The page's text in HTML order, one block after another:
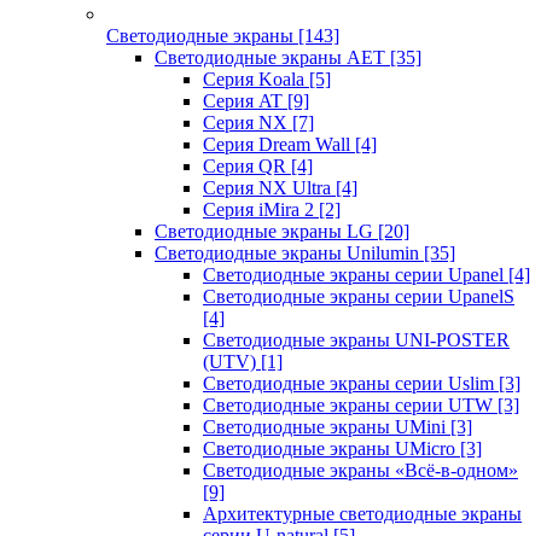
Светодиодные экраны [143]
Светодиодные экраны AET [35]
Cерия Koala [5]
Серия AT [9]
Серия NX [7]
Серия Dream Wall [4]
Серия QR [4]
Серия NX Ultra [4]
Серия iMira 2 [2]
Светодиодные экраны LG [20]
Светодиодные экраны Unilumin [35]
Светодиодные экраны серии Upanel [4]
Светодиодные экраны серии UpanelS
[4]
Светодиодные экраны UNI-POSTER
(UTV) [1]
Светодиодные экраны серии Uslim [3]
Светодиодные экраны серии UTW [3]
Светодиодные экраны UMini [3]
Светодиодные экраны UMicro [3]
Светодиодные экраны «Всё-в-одном»
[9]
Архитектурные светодиодные экраны